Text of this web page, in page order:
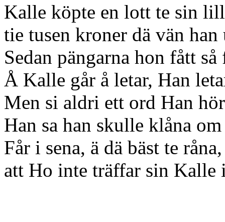
Kalle köpte en lott te sin
tie tusen kroner dä vän han
Sedan pängarna hon fått
Å Kalle går å letar, Han
Men si aldri ett ord Han
Han sa han skulle klåna
Får i sena, ä dä bäst te råna,
att Ho inte träffar sin Kalle